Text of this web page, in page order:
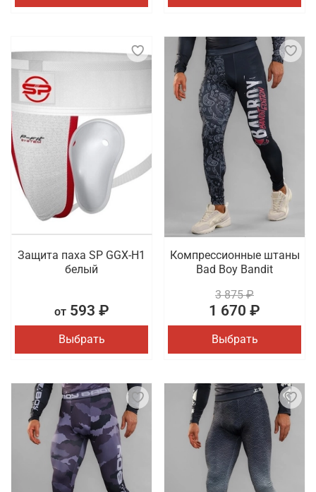
Защита паха SP GGX-H1
белый
от593 ₽
Выбрать
Компрессионные штаны
Bad Boy Bandit
3 875 ₽
1 670 ₽
Выбрать